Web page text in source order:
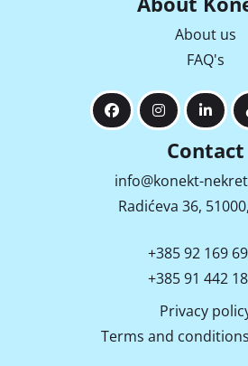
About us
FAQ's
Contact
info@konekt-
Radićeva 36,
+385 92 169
+385 91 442
Privacy
Terms and